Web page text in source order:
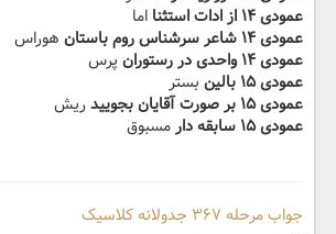
عمودی ۱۴ ‬‫از ادات استثنا
اما
عمودی ۱۴ شاعر سرشناس روم باستان
هوراس
عمودی ۱۴ واحدی در رستوران
پرس
عمودی ۱۵ بالين
بستر
عمودی ۱۵ بر صورت آقايان بجوييد
ریش
عمودی ۱۵ سابقه دار‬
مسبوق
جواب مرحله ۳۶۷ جدولانه کلاسیک